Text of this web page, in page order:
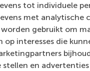
tot individuele
met analytische
gebruikt om
op interesses die
en